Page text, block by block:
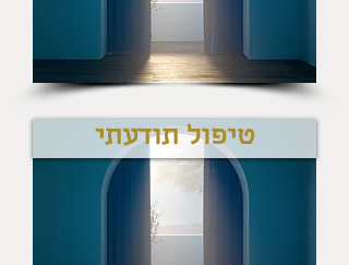
טיפול תודעתי